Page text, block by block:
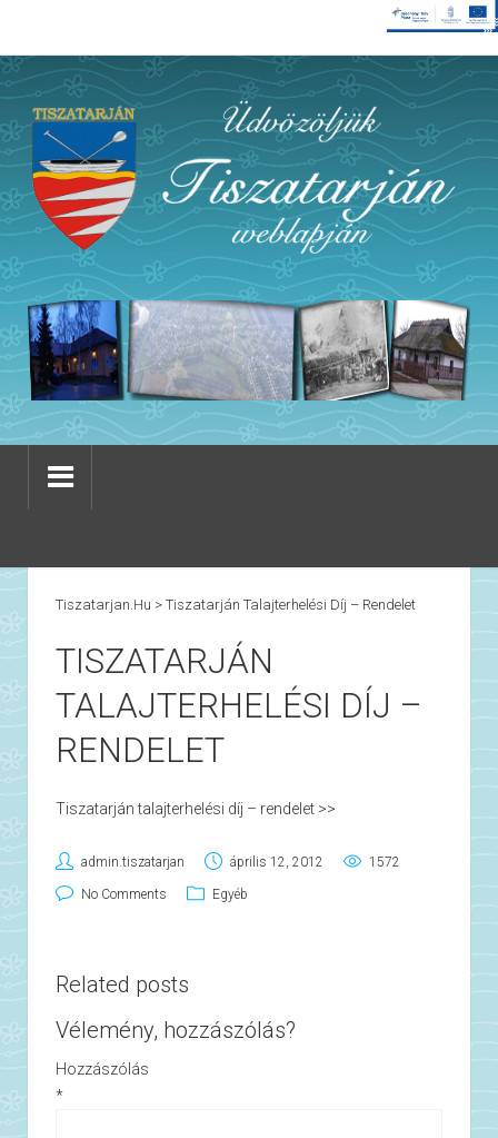
Tiszatarjan.hu > Tiszatarján Talajterhelési Díj – Rendelet
TISZATARJÁN
TALAJTERHELÉSI DÍJ –
RENDELET
Tiszatarján talajterhelési díj – rendelet >>
admin.tiszatarjan április 12, 2012 1572
No Comments Egyéb
Related posts
Vélemény, hozzászólás?
Hozzászólás
*